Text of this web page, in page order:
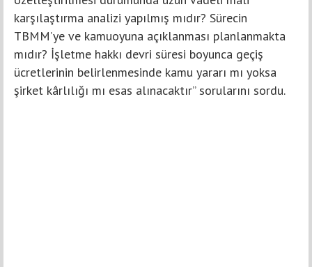
karşılaştırma analizi yapılmış mıdır? Sürecin
TBMM’ye ve kamuoyuna açıklanması planlanmakta
mıdır? İşletme hakkı devri süresi boyunca geçiş
ücretlerinin belirlenmesinde kamu yararı mı yoksa
şirket kârlılığı mı esas alınacaktır” sorularını sordu.